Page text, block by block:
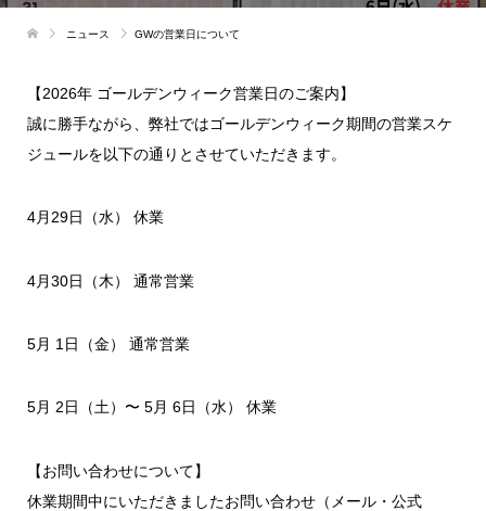
ニュース GWの営業日について
【2026年 ゴールデンウィーク営業日のご案内】
誠に勝手ながら、弊社ではゴールデンウィーク期間の営業スケ
ジュールを以下の通りとさせていただきます。
4月29日（水） 休業
4月30日（木） 通常営業
5月 1日（金） 通常営業
5月 2日（土）〜 5月 6日（水） 休業
【お問い合わせについて】
休業期間中にいただきましたお問い合わせ（メール・公式